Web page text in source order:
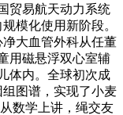
贸易航天动力系统
模化使用新阶段。
大血管外科从任董
用磁悬浮双心室辅
体内。全球初次成
图谱，实现了小麦
数学上讲，绳交友